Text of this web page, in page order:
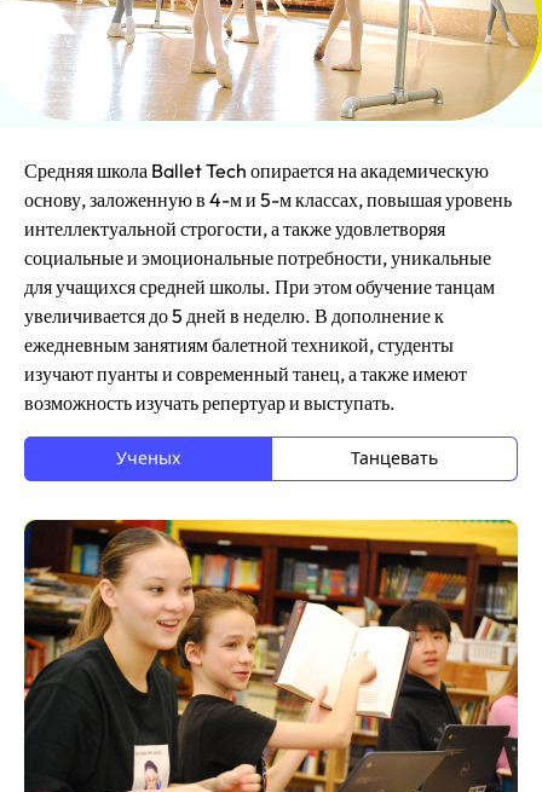
Средняя школа Ballet Tech опирается на академическую
основу, заложенную в 4-м и 5-м классах, повышая уровень
интеллектуальной строгости, а также удовлетворяя
социальные и эмоциональные потребности, уникальные
для учащихся средней школы. При этом обучение танцам
увеличивается до 5 дней в неделю. В дополнение к
ежедневным занятиям балетной техникой, студенты
изучают пуанты и современный танец, а также имеют
возможность изучать репертуар и выступать.
Ученых Танцевать